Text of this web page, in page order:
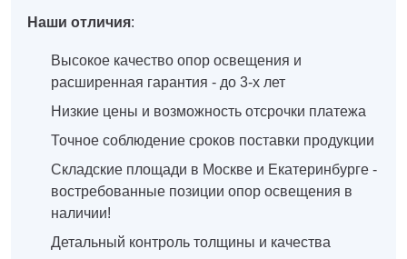
Наши отличия:
Высокое качество опор освещения и
расширенная гарантия - до 3-х лет
Низкие цены и возможность отсрочки платежа
Точное соблюдение сроков поставки продукции
Складские площади в Москве и Екатеринбурге -
востребованные позиции опор освещения в
наличии!
Детальный контроль толщины и качества